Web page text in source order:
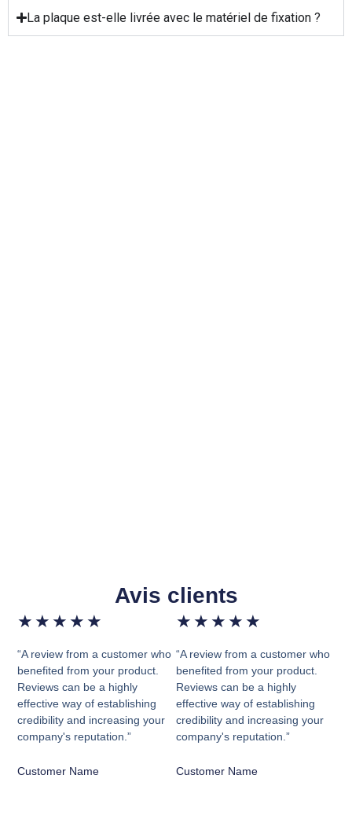
La plaque est-elle livrée avec le matériel de fixation ?
Avis clients
★ ★ ★ ★ ★
“A review from a customer who
benefited from your product.
Reviews can be a highly
effective way of establishing
credibility and increasing your
company's reputation.”
Customer Name
★ ★ ★ ★ ★
“A review from a customer who
benefited from your product.
Reviews can be a highly
effective way of establishing
credibility and increasing your
company's reputation.”
Customer Name